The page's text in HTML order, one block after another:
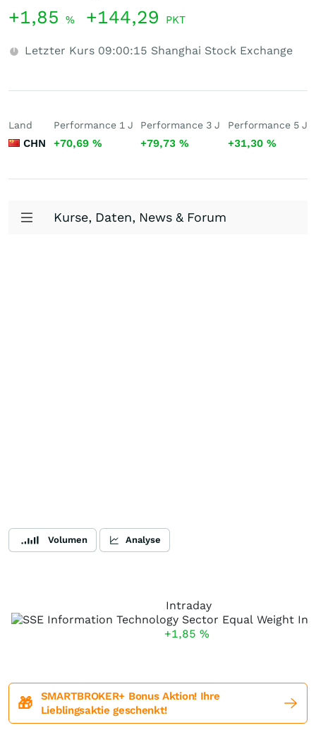
+1,85 % +144,29 PKT
Letzter Kurs 09:00:15 Shanghai Stock Exchange
Land
CHN
Performance 1 J
+70,69 %
Performance 3 J
+79,73%
Performance 5 J
+31,30 %
Kurse, Daten, News & Forum
Volumen Analyse
Intraday
+1,85 %
🎁
SMARTBROKER+ Bonus Aktion! Ihre
Lieblingsaktie geschenkt!